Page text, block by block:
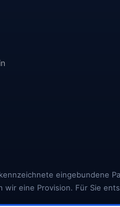
eingebundene
wir eine Provision. Für Sie